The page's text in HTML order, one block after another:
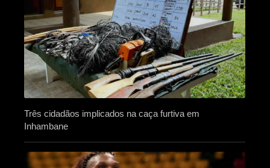
Três cidadãos implicados na caça furtiva em
Inhambane